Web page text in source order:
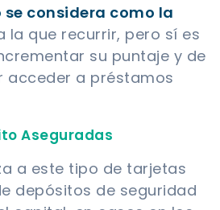
se considera como la
la que recurrir, pero sí es
su puntaje y de
acceder a préstamos
Aseguradas
a este tipo de tarjetas
depósitos de seguridad